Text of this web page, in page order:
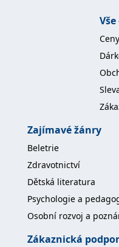
Zajímavé žánry
Beletrie
Zdravotnictví
Dětská literatura
Psychologie a
Osobní rozvoj a
Zákaznická